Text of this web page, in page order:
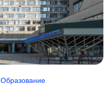
Образование